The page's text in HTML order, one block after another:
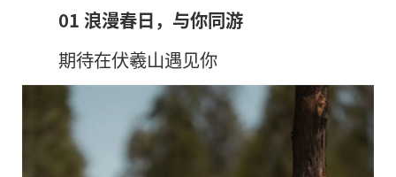
01 浪漫春日，与你同游
期待在伏羲山遇见你